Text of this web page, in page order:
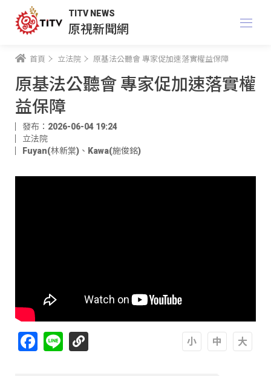
TITV NEWS
原視新聞網
首頁 立法院 原基法公聽會 專家促加速落實權益保障
原基法公聽會 專家促加速落實權
益保障
發布：2026-06-04 19:24
立法院
Fuyan(林新棠) 、 Kawa(施俊銘)
Facebook
Line